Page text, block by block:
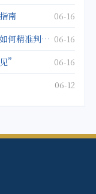
南 06-16
酒水评估：从一瓶老酒到一仓库存，价值如何精准判定？ 06-16
” 06-16
06-12